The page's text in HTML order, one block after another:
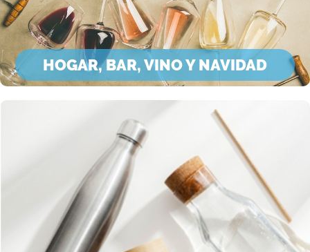
HOGAR, BAR, VINO Y NAVIDAD